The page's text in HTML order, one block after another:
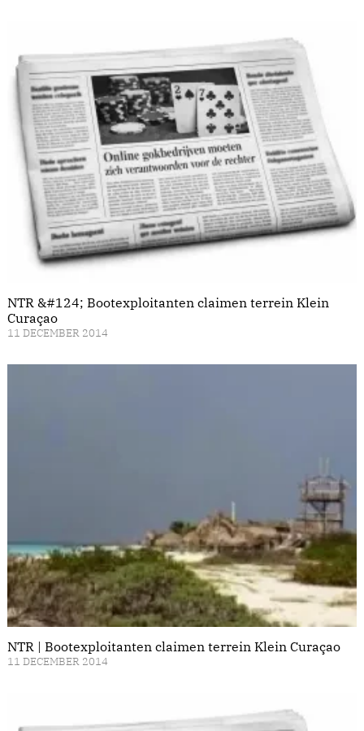
NTR &#124; Bootexploitanten claimen terrein Klein
Curaçao
11 DECEMBER 2014
NTR | Bootexploitanten claimen terrein Klein Curaçao
11 DECEMBER 2014